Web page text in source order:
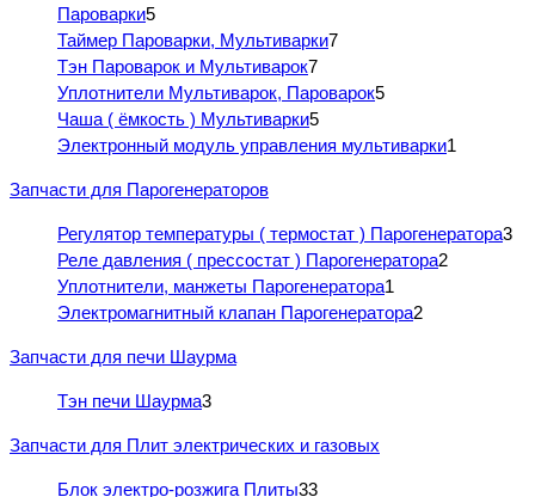
Пароварки5
Таймер Пароварки, Мультиварки7
Тэн Пароварок и Мультиварок7
Уплотнители Мультиварок, Пароварок5
Чаша ( ёмкость ) Мультиварки5
Электронный модуль управления мультиварки1
Запчасти для Парогенераторов
Регулятор температуры ( термостат ) Парогенератора3
Реле давления ( прессостат ) Парогенератора2
Уплотнители, манжеты Парогенератора1
Электромагнитный клапан Парогенератора2
Запчасти для печи Шаурма
Тэн печи Шаурма3
Запчасти для Плит электрических и газовых
Блок электро-розжига Плиты33